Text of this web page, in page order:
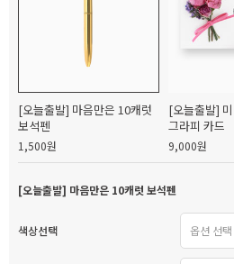
[오늘출발] 마음만은 10캐럿
보석펜
1,500원
[오늘출발]
그라피 카드
9,000원
[오늘출발] 마음만은 10캐럿 보석펜
색상선택